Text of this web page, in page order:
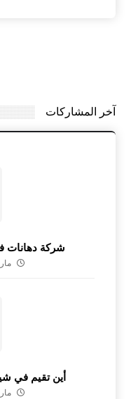
آخر المشاركات
شركة دهانات في أم
مارس
أين تقيم في
مارس